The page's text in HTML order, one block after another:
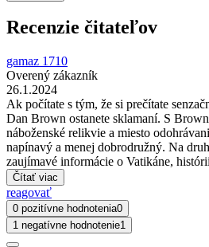
Recenzie čitateľov
gamaz 1710
Overený zákazník
26.1.2024
Ak počítate s tým, že si prečítate
Dan Brown ostanete sklamaní. S
náboženské relikvie a miesto
napínavý a menej dobrodružný. Na
zaujímavé informácie o Vatikáne,
Čítať viac
reagovať
0 pozitívne hodnotenia0
1 negatívne hodnotenie1